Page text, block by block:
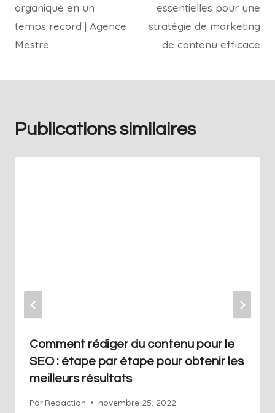
organique en un
temps record | Agence
Mestre
essentielles pour une
stratégie de marketing
de contenu efficace
Publications similaires
Comment rédiger du contenu pour le
SEO : étape par étape pour obtenir les
meilleurs résultats
Par Redaction novembre 25, 2022